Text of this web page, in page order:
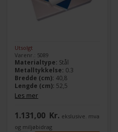
Utsolgt
Varenr.: 5089
Materialtype: Stål
Metalltykkelse: 0.3
Bredde (cm): 40,8
Lengde (cm): 52,5
Les mer
1.131,00 Kr. ekslusive. mva
og miljøbidrag